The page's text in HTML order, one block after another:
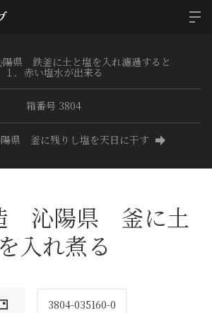
県 鉄釜に土と塩を入れ濾過すると
１．赤い塩水が出来る
箱番号 3804
県 釜に残りし塩を天日に干す
沁陽県 釜に土
を入れ煮る
3804-035160-0